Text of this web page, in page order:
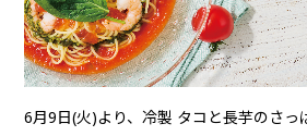
6月9日(火)より、冷製 タコと長芋のさっ